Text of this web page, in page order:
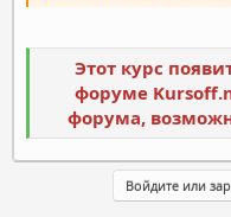
Этот курс
форуме
форума,
Войдите или